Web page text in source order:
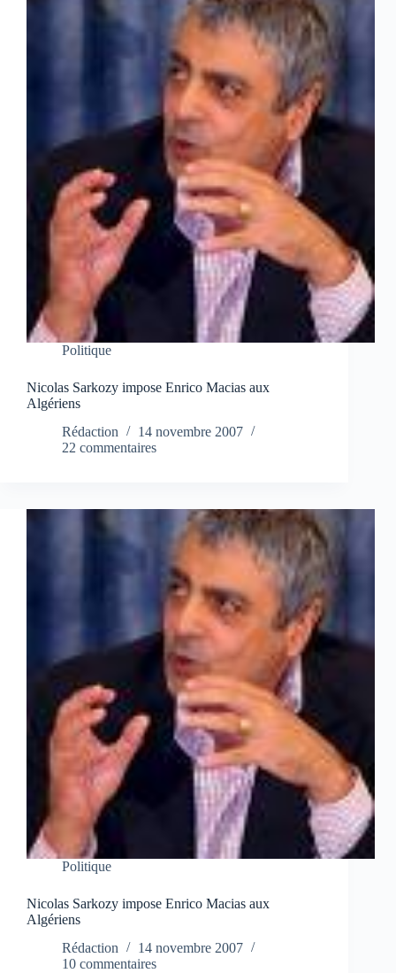
Politique
Nicolas Sarkozy impose Enrico Macias aux
Algériens
Rédaction
14 novembre 2007
22 commentaires
Politique
Nicolas Sarkozy impose Enrico Macias aux
Algériens
Rédaction
14 novembre 2007
10 commentaires